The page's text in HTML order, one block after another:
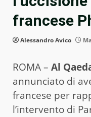
francese
Alessandro Avico
ROMA – Al
annunciato di
francese per
l’intervento di